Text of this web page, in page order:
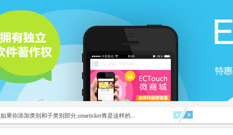
如果你添加类别和子类别部分,smarticker将是这样的...